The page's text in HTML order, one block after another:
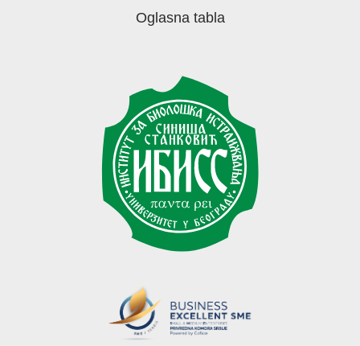
Oglasna tabla